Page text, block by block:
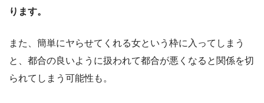
ります。
また、簡単にヤらせてくれる女という枠に入ってしまう
と、都合の良いように扱われて都合が悪くなると関係を切
られてしまう可能性も。